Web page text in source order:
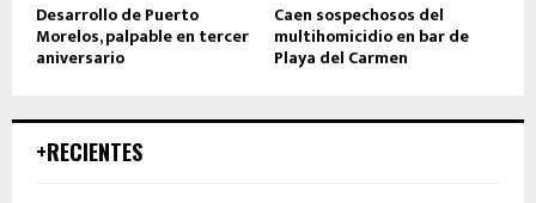
Desarrollo de Puerto
Morelos, palpable en tercer
aniversario
Caen sospechosos del
multihomicidio en bar de
Playa del Carmen
+RECIENTES